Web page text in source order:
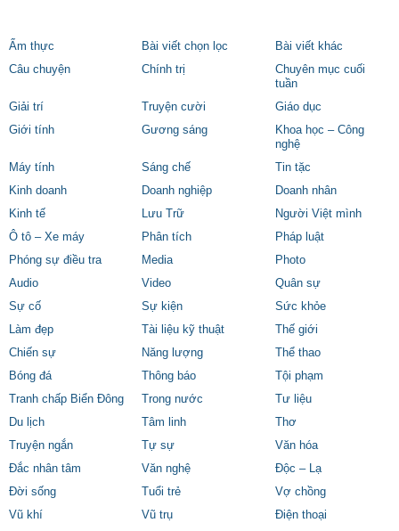
Ẩm thực Bài viết chọn lọc
Bài viết khác
Câu chuyện
Chính trị
Chuyên mục cuối
tuần
Giải trí
Truyện cười
Giáo dục
Giới tính
Gương sáng
Khoa học – Công
nghệ
Máy tính
Sáng chế
Tin tặc
Kinh doanh
Doanh nghiệp
Doanh nhân
Kinh tế
Lưu Trữ
Người Việt mình
Ô tô – Xe máy
Phân tích
Pháp luật
Phóng sự điều tra
Media
Photo
Audio
Video
Quân sự
Sự cố
Sự kiện
Sức khỏe
Làm đẹp
Tài liệu kỹ thuật
Thế giới
Chiến sự
Năng lượng
Thể thao
Bóng đá
Thông báo
Tội phạm
Tranh chấp Biển Đông
Trong nước
Tư liệu
Du lịch
Tâm linh
Thơ
Truyện ngắn
Tự sự
Văn hóa
Đắc nhân tâm
Văn nghệ
Độc – Lạ
Đời sống
Tuổi trẻ
Vợ chồng
Vũ khí
Vũ trụ Điện thoại